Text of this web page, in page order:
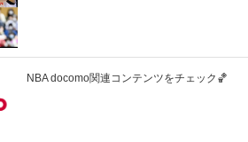
NBA docomo関連コンテンツをチェック🏀